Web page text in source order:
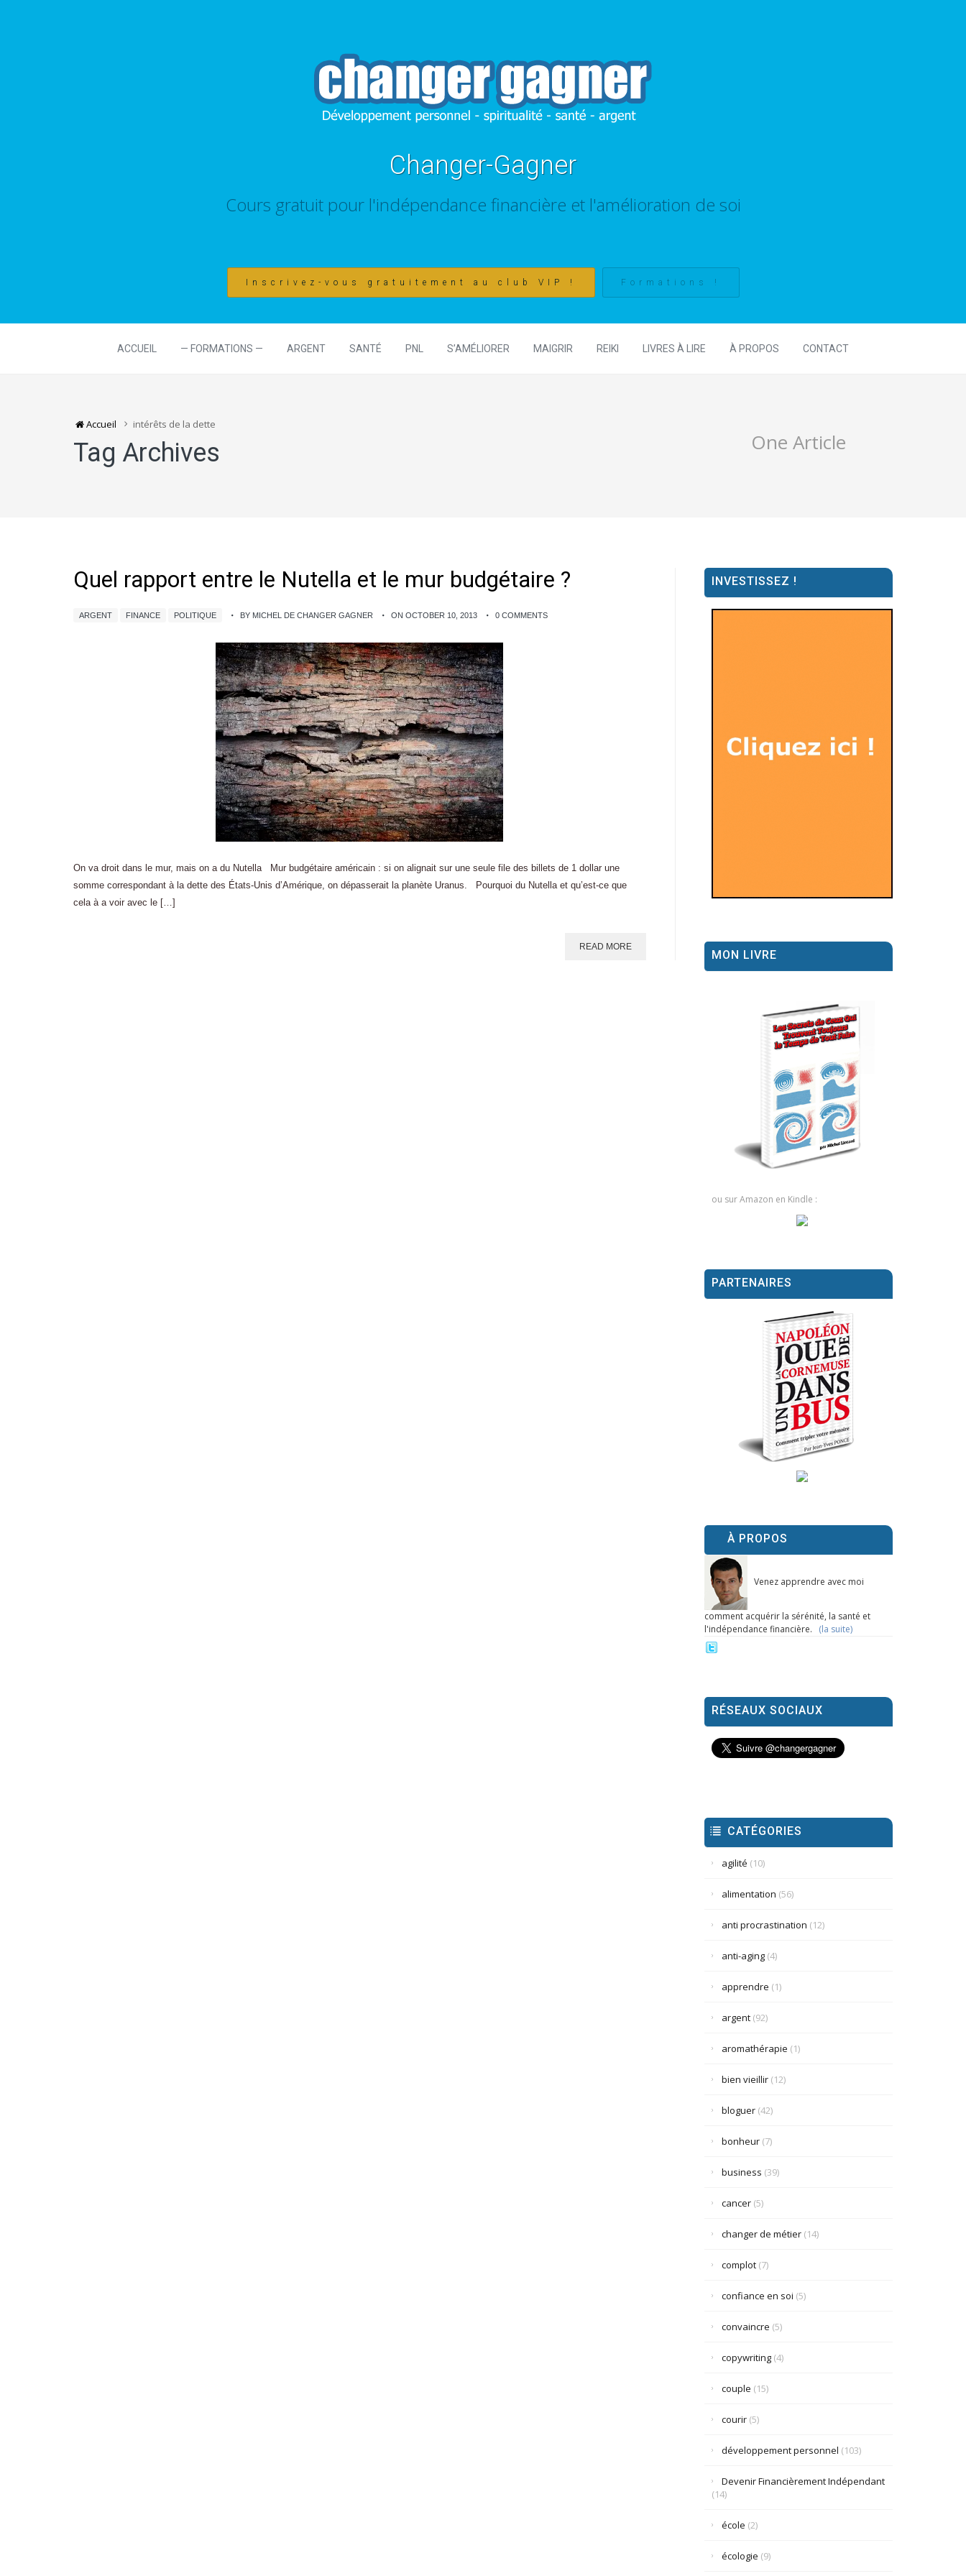
Changer-Gagner
Cours gratuit pour l'indépendance financière et l'amélioration de soi
Inscrivez-vous gratuitement au club VIP ! Formations !
ACCUEIL — FORMATIONS — ARGENT SANTÉ PNL S’AMÉLIORER MAIGRIR REIKI LIVRES À LIRE À PROPOS CONTACT
Accueil intérêts de la dette
Tag Archives One Article
Quel rapport entre le Nutella et le mur budgétaire ?
ARGENT FINANCE POLITIQUE BY MICHEL DE CHANGER GAGNER ON OCTOBER 10, 2013 0 COMMENTS
On va droit dans le mur, mais on a du Nutella Mur budgétaire américain : si on alignait sur une seule file des billets de 1 dollar une
somme correspondant à la dette des États-Unis d’Amérique, on dépasserait la planète Uranus. Pourquoi du Nutella et qu’est-ce que
cela à a voir avec le […]
READ MORE
INVESTISSEZ !
MON LIVRE
ou sur Amazon en Kindle :
PARTENAIRES
À PROPOS
Venez apprendre avec moi
comment acquérir la sérénité, la santé et
l'indépendance financière. (la suite)
RÉSEAUX SOCIAUX
CATÉGORIES
agilité (10)
alimentation (56)
anti procrastination (12)
anti-aging(4)
apprendre (1)
argent(92)
aromathérapie (1)
bien vieillir(12)
bloguer(42)
bonheur(7)
business (39)
cancer(5)
changer de métier(14)
complot(7)
confiance en soi (5)
convaincre (5)
copywriting(4)
couple (15)
courir(5)
développement personnel (103)
Devenir Financièrement Indépendant
(14)
école (2)
écologie (9)